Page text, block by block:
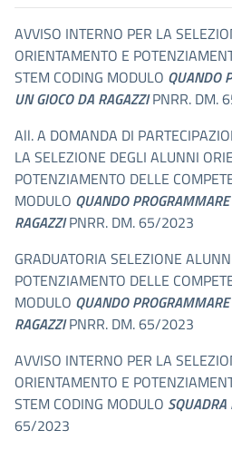
AVVISO INTERNO PER LA
ORIENTAMENTO E
STEM CODING MODULO QUANDO
UN GIOCO DA RAGAZZIPNRR. DM.
All. A DOMANDA DI
LA SELEZIONE DEGLI ALUNNI
POTENZIAMENTO DELLE
MODULO QUANDO
RAGAZZIPNRR. DM. 65/2023
GRADUATORIA SELEZIONE
POTENZIAMENTO DELLE
MODULO QUANDO
RAGAZZIPNRR. DM. 65/2023
AVVISO INTERNO PER LA
ORIENTAMENTO E
STEM CODING MODULO
65/2023